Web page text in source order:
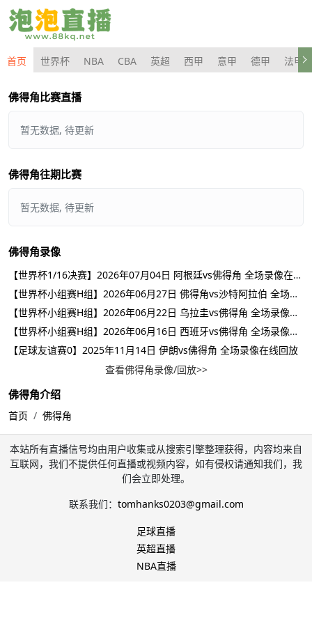
首页 世界杯 NBA CBA 英超 西甲 意甲 德甲 法甲
佛得角比赛直播
暂无数据, 待更新
佛得角往期比赛
暂无数据, 待更新
佛得角录像
【世界杯1/16决赛】2026年07月04日 阿根廷vs佛得角 全场录像在线回放
【世界杯小组赛H组】2026年06月27日 佛得角vs沙特阿拉伯 全场录像在线回放
【世界杯小组赛H组】2026年06月22日 乌拉圭vs佛得角 全场录像在线回放
【世界杯小组赛H组】2026年06月16日 西班牙vs佛得角 全场录像在线回放
【足球友谊赛0】2025年11月14日 伊朗vs佛得角 全场录像在线回放
查看佛得角录像/回放>>
佛得角介绍
首页 佛得角
本站所有直播信号均由用户收集或从搜索引擎整理获得，内容均来自
互联网，我们不提供任何直播或视频内容，如有侵权请通知我们，我
们会立即处理。
联系我们： tomhanks0203@gmail.com
足球直播
英超直播
NBA直播